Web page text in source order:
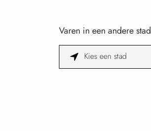
Varen in een andere stad
Kies een stad